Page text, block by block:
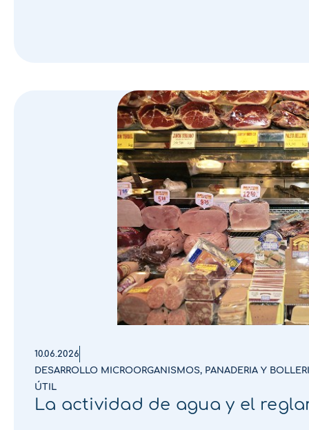
10.06.2026
DESARROLLO MICROORGANISMOS, PANADERIA Y
ÚTIL
La actividad de agua y el